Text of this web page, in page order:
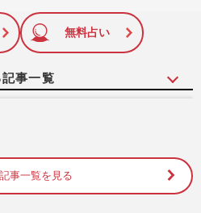
に追加
無料占い
事一覧
年7月26日・8月2日号 2022/7/13
事一覧を見る